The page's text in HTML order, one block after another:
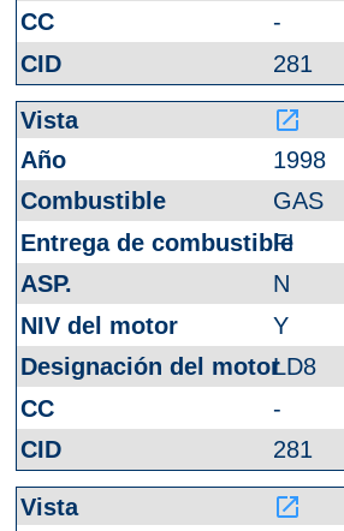
-
281
launch
1998
GAS
FI
N
Y
LD8
-
281
launch